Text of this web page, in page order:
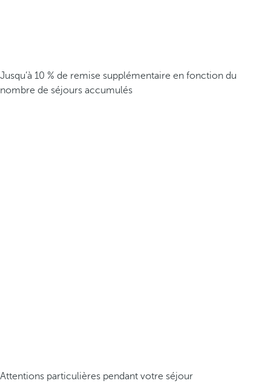
Jusqu’à 10 % de remise supplémentaire en fonction du
nombre de séjours accumulés
Attentions particulières pendant votre séjour